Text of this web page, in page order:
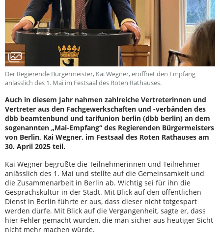
Der Regierende Bürgermeister, Kai Wegner, eröffnet den Empfang
anlässlich des 1. Mai im Festsaal des Roten Rathauses.
Auch in diesem Jahr nahmen zahlreiche Vertreterinnen und
Vertreter aus den Fachgewerkschaften und -verbänden des
dbb beamtenbund und tarifunion berlin (dbb berlin) an dem
sogenannten „Mai-Empfang“ des Regierenden Bürgermeisters
von Berlin, Kai Wegner, im Festsaal des Roten Rathauses am
30. April 2025 teil.
Kai Wegner begrüßte die Teilnehmerinnen und Teilnehmer
anlässlich des 1. Mai und stellte auf die Gemeinsamkeit und
die Zusammenarbeit in Berlin ab. Wichtig sei für ihn die
Gesprächskultur in der Stadt. Mit Blick auf den öffentlichen
Dienst in Berlin führte er aus, dass dieser nicht totgespart
werden dürfe. Mit Blick auf die Vergangenheit, sagte er, dass
hier Fehler gemacht wurden, die man sicher aus heutiger Sicht
nicht mehr machen würde.